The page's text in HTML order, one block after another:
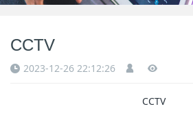
CCTV
2023-12-26 22:12:26
CCTV